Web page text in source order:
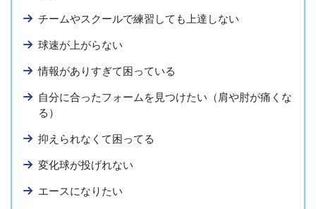
チームやスクールで練習しても上達しない
球速が上がらない
情報がありすぎて困っている
自分に合ったフォームを見つけたい（肩や肘が痛くな
る）
抑えられなくて困ってる
変化球が投げれない
エースになりたい